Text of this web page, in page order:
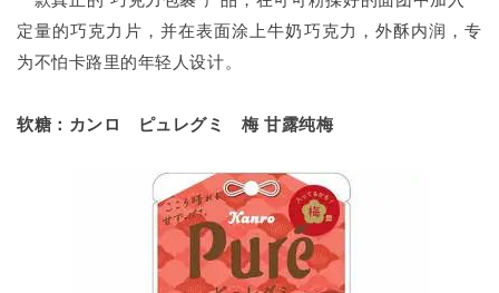
定量的巧克力片，并在表面涂上牛奶巧克力，外酥内润，专
为不怕卡路里的年轻人设计。
软糖：カンロ ピュレグミ 梅 甘露纯梅